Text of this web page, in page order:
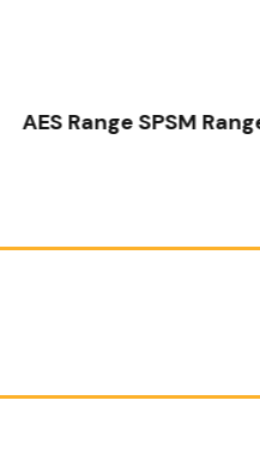
AES Range SPSM Range